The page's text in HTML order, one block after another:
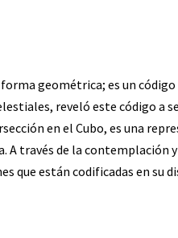
geométrica; es un código
reveló este código a
en el Cubo, es una
A través de la contemplación
que están codificadas en su